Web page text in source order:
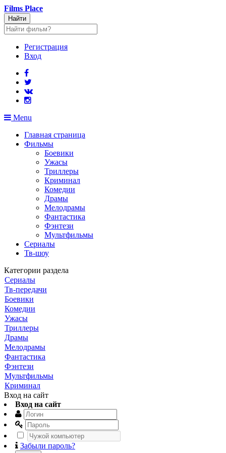
Films Place
Найти
Регистрация
Вход
Menu
Главная страница
Фильмы
Боевики
Ужасы
Триллеры
Криминал
Комедии
Драмы
Мелодрамы
Фантастика
Фэнтези
Мультфильмы
Сериалы
Тв-шоу
Категории раздела
Сериалы
Тв-передачи
Боевики
Комедии
Ужасы
Триллеры
Драмы
Мелодрамы
Фантастика
Фэнтези
Мультфильмы
Криминал
Вход на сайт
Вход на сайт
Забыли пароль?